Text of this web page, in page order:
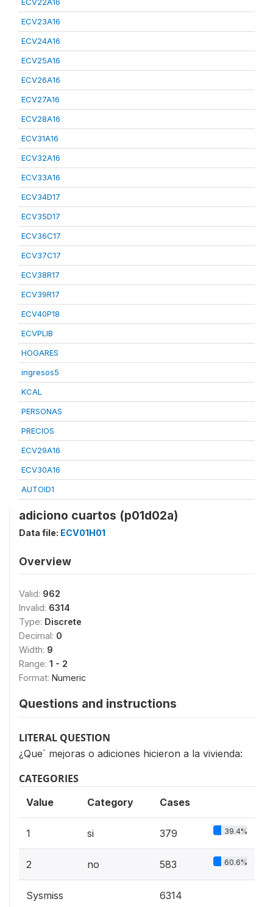
ECV23A16
ECV24A16
ECV25A16
ECV26A16
ECV27A16
ECV28A16
ECV31A16
ECV32A16
ECV33A16
ECV34D17
ECV35D17
ECV36C17
ECV37C17
ECV38R17
ECV39R17
ECV40P18
ECVPLIB
HOGARES
ingresos5
KCAL
PERSONAS
PRECIOS
ECV29A16
ECV30A16
AUTOID1
adiciono cuartos (p01d02a)
Data file: ECV01H01
Overview
Valid: 962
Invalid: 6314
Type: Discrete
Decimal: 0
Width: 9
Range: 1 - 2
Format: Numeric
Questions and instructions
LITERAL QUESTION
¿Que´ mejoras o adiciones hicieron a la vivienda:
CATEGORIES
Value Category Cases
1 si 379 39.4%
2 no 583 60.6%
Sysmiss 6314